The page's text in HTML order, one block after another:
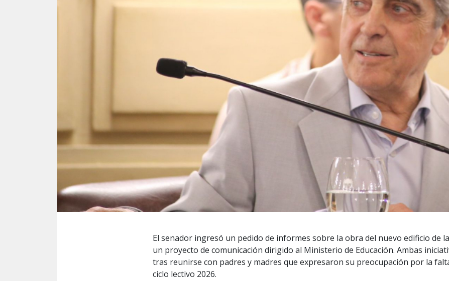
El senador ingresó un pedido de informes sobre la obra del nuevo edificio de
un proyecto de comunicación dirigido al Ministerio de Educación. Ambas
tras reunirse con padres y madres que expresaron su preocupación por la
ciclo lectivo 2026.